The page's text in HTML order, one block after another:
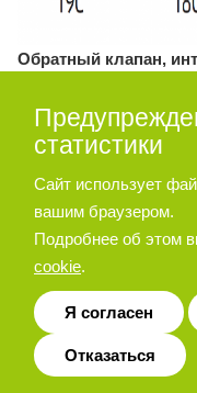
Обратный клапан,
клапаном,
оптимально подходит
соединяется с сливом
бар. Добавьте букву
чтобы заказать такую
статистики
Сайт использует
вашим браузером.
Подробнее об этом
cookie.
Я согласен
Отказаться